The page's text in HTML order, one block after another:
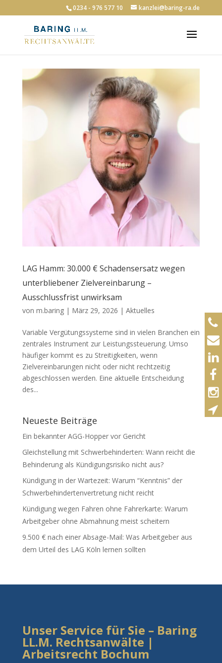
0234 - 976 577 10 kanzlei@baring-ra.de
LAG Hamm: 30.000 € Schadensersatz wegen
unterbliebener Zielvereinbarung –
Ausschlussfrist unwirksam
von m.baring| März 29, 2026 | Aktuelles
Variable Vergütungssysteme sind in vielen Branchen ein
zentrales Instrument zur Leistungssteuerung. Umso
häufiger kommt es zu Streitigkeiten, wenn
Zielvereinbarungen nicht oder nicht rechtzeitig
abgeschlossen werden. Eine aktuelle Entscheidung
des...
Neueste Beiträge
Ein bekannter AGG-Hopper vor Gericht
Gleichstellung mit Schwerbehinderten: Wann reicht die
Behinderung als Kündigungsrisiko nicht aus?
Kündigung in der Wartezeit: Warum “Kenntnis” der
Schwerbehindertenvertretung nicht reicht
Kündigung wegen Fahren ohne Fahrerkarte: Warum
Arbeitgeber ohne Abmahnung meist scheitern
9.500 € nach einer Absage-Mail: Was Arbeitgeber aus
dem Urteil des LAG Köln lernen sollten
Unser Service für Sie – Baring
LL.M. Rechtsanwälte |
Arbeitsrecht Bochum